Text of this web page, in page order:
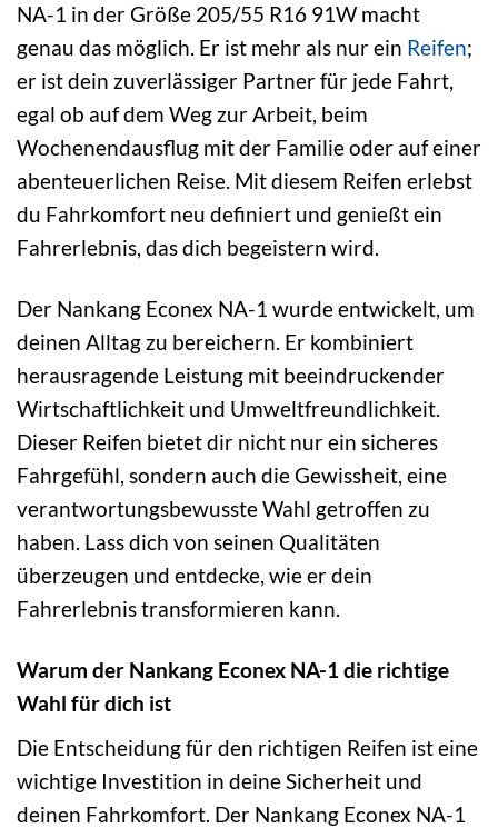
NA-1 in der Größe 205/55 R16 91W macht
genau das möglich. Er ist mehr als nur ein Reifen;
er ist dein zuverlässiger Partner für jede Fahrt,
egal ob auf dem Weg zur Arbeit, beim
Wochenendausflug mit der Familie oder auf einer
abenteuerlichen Reise. Mit diesem Reifen erlebst
du Fahrkomfort neu definiert und genießt ein
Fahrerlebnis, das dich begeistern wird.
Der Nankang Econex NA-1 wurde entwickelt, um
deinen Alltag zu bereichern. Er kombiniert
herausragende Leistung mit beeindruckender
Wirtschaftlichkeit und Umweltfreundlichkeit.
Dieser Reifen bietet dir nicht nur ein sicheres
Fahrgefühl, sondern auch die Gewissheit, eine
verantwortungsbewusste Wahl getroffen zu
haben. Lass dich von seinen Qualitäten
überzeugen und entdecke, wie er dein
Fahrerlebnis transformieren kann.
Warum der Nankang Econex NA-1 die richtige
Wahl für dich ist
Die Entscheidung für den richtigen Reifen ist eine
wichtige Investition in deine Sicherheit und
deinen Fahrkomfort. Der Nankang Econex NA-1